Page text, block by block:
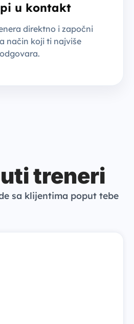
u kontakt
direktno i započni
način koji ti najviše
odgovara.
treneri
sa klijentima poput tebe